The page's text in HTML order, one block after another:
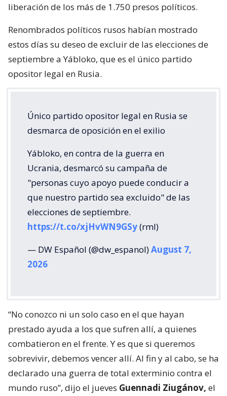
liberación de los más de 1.750 presos políticos.
Renombrados políticos rusos habían mostrado
estos días su deseo de excluir de las elecciones de
septiembre a Yábloko, que es el único partido
opositor legal en Rusia.
Único partido opositor legal en Rusia se
desmarca de oposición en el exilio
Yábloko, en contra de la guerra en
Ucrania, desmarcó su campaña de
"personas cuyo apoyo puede conducir a
que nuestro partido sea excluido" de las
elecciones de septiembre.
https://t.co/xjHvWN9GSy(rml)
— DW Español (@dw_espanol)August 7,
2026
“No conozco ni un solo caso en el que hayan
prestado ayuda a los que sufren allí, a quienes
combatieron en el frente. Y es que si queremos
sobrevivir, debemos vencer allí. Al fin y al cabo, se ha
declarado una guerra de total exterminio contra el
mundo ruso”, dijo el jueves Guennadi Ziugánov, el